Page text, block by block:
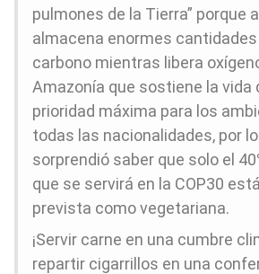
pulmones de la Tierra” porque
almacena enormes cantidades
carbono mientras libera
Amazonía que sostiene la vida
prioridad máxima para los
todas las nacionalidades, por
sorprendió saber que solo el
que se servirá en la COP30
prevista como vegetariana.
¡Servir carne en una cumbre
repartir cigarrillos en una